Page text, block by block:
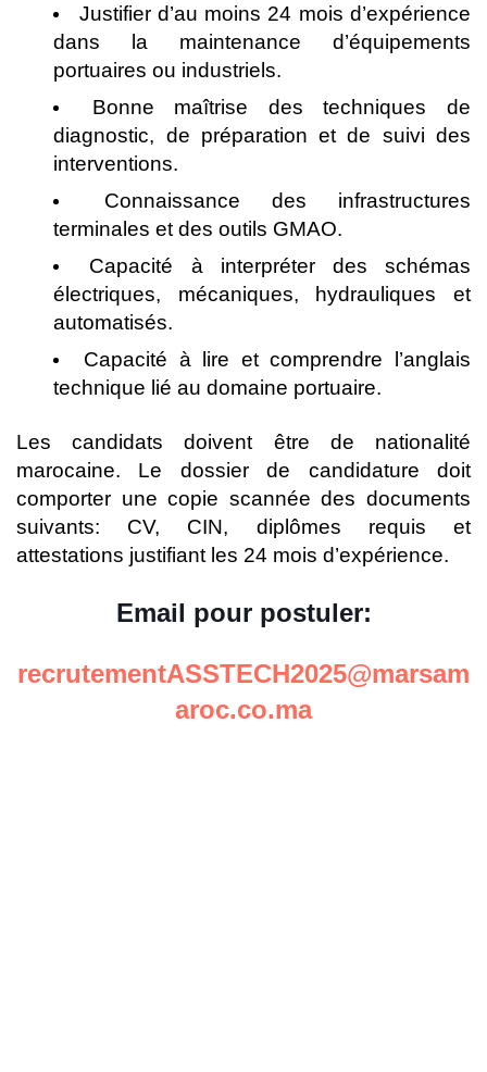
Justifier d’au moins 24 mois d’expérience
dans la maintenance d’équipements
portuaires ou industriels.
Bonne maîtrise des techniques de
diagnostic, de préparation et de suivi des
interventions.
Connaissance des infrastructures
terminales et des outils GMAO.
Capacité à interpréter des schémas
électriques, mécaniques, hydrauliques et
automatisés.
Capacité à lire et comprendre l’anglais
technique lié au domaine portuaire.
Les candidats doivent être de nationalité
marocaine. Le dossier de candidature doit
comporter une copie scannée des documents
suivants: CV, CIN, diplômes requis et
attestations justifiant les 24 mois d’expérience.
Email pour postuler:
recrutementASSTECH2025@marsam
aroc.co.ma